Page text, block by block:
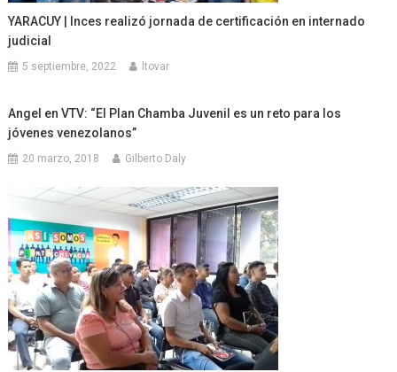
YARACUY | Inces realizó jornada de certificación en internado
judicial
5 septiembre, 2022 ltovar
Angel en VTV: “El Plan Chamba Juvenil es un reto para los
jóvenes venezolanos”
20 marzo, 2018 Gilberto Daly